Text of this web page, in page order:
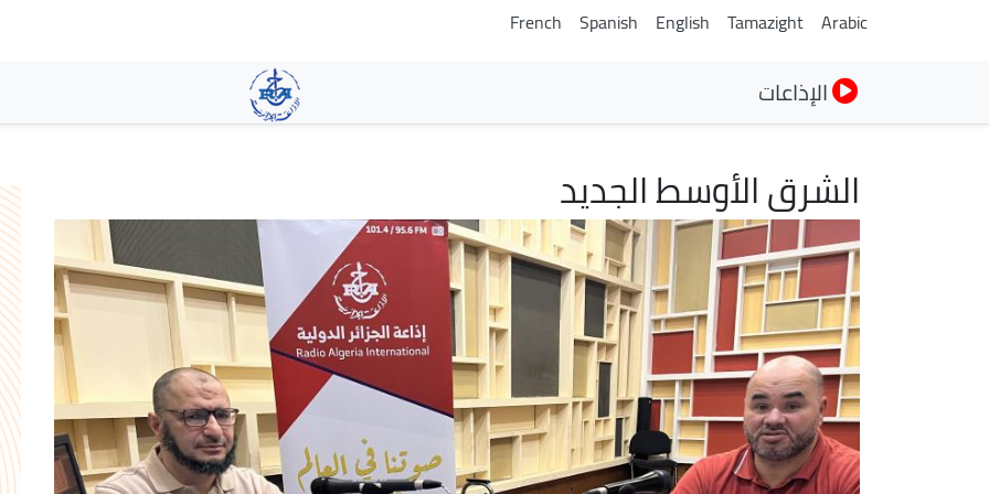
Arabic
Tamazight
English
Spanish
French
الإذاعات
الشرق الأوسط الجديد
الصورة